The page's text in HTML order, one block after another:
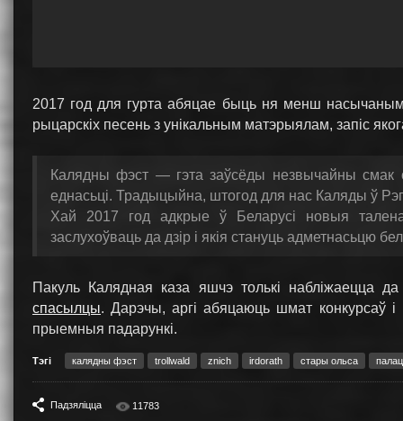
2017 год для гурта абяцае быць ня менш насычаным
рыцарскіх песень з унікальным матэрыялам, запіс
Калядны фэст — гэта заўсёды незвычайны смак
еднасьці. Традыцыйна, штогод для нас Каляды ў
Хай 2017 год адкрые ў Беларусі новыя
заслухоўваць да дзір і якія стануць адметнасьцю
Пакуль Калядная каза яшчэ толькі набліжаецца
спасылцы. Дарэчы, аргі абяцаюць шмат конкурсаў
прыемныя падарункі.
Тэгі калядны фэст trollwald znich irdorath стары ольса палац
Падзяліцца 11783